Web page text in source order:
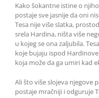
Kako šokantne istine o
postaje sve jasnije da oni
Tesa nije više slatka,
srela Hardina, ništa više
u kojeg se ona zaljubila.
koje bujaju ispod
koja može da ga umiri kad
Ali što više slojeva njegove
postaje mračniji i odguruje